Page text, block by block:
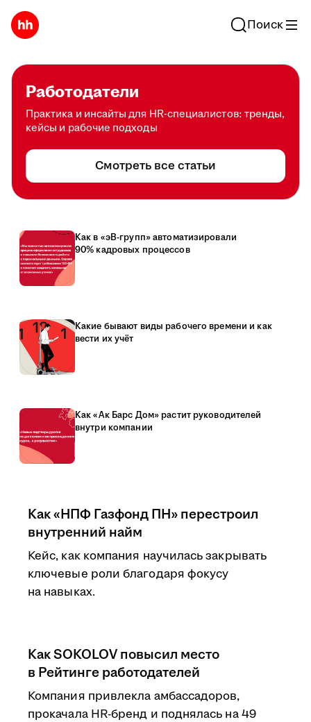
Поиск
Работодатели
Практика и инсайты для HR-специалистов: тренды,
кейсы и рабочие подходы
Смотреть все статьи
Как в «эВ-групп» автоматизировали
90% кадровых процессов
Какие бывают виды рабочего времени и как
вести их учёт
Как «Ак Барс Дом» растит руководителей
внутри компании
Как «НПФ Газфонд ПН» перестроил
внутренний найм
Кейс, как компания научилась закрывать
ключевые роли благодаря фокусу
на навыках.
Как SOKOLOV повысил место
в Рейтинге работодателей
Компания привлекла амбассадоров,
прокачала HR-бренд и поднялась на 49